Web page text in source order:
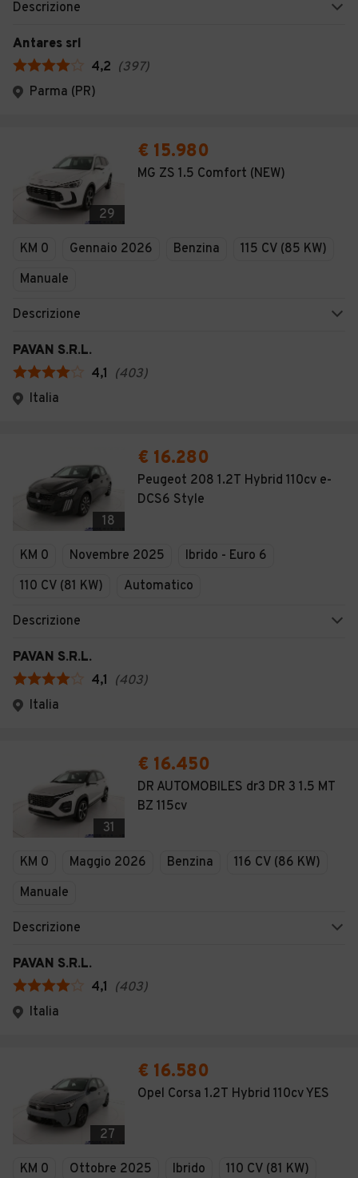
Descrizione
Antares srl
4,2 (397)
Parma (PR)
29
€ 15.980
MG ZS 1.5 Comfort (NEW)
KM 0 Gennaio 2026 Benzina
115 CV (85 KW)
Manuale
Descrizione
PAVAN S.R.L.
4,1 (403)
Italia
18
€ 16.280
Peugeot 208 1.2T Hybrid 110cv e-
DCS6 Style
KM 0 Novembre 2025
Ibrido - Euro 6
110 CV (81 KW)
Automatico
Descrizione
PAVAN S.R.L.
4,1 (403)
Italia
31
€ 16.450
DR AUTOMOBILES dr3 DR 3 1.5 MT
BZ 115cv
KM 0 Maggio 2026 Benzina
116 CV (86 KW)
Manuale
Descrizione
PAVAN S.R.L.
4,1 (403)
Italia
27
€ 16.580
Opel Corsa 1.2T Hybrid 110cv YES
KM 0 Ottobre 2025 Ibrido
110 CV (81 KW)